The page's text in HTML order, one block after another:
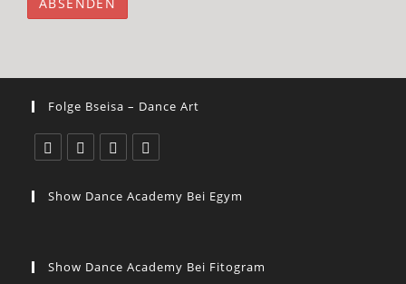
Folge Bseisa – Dance Art
Show Dance Academy Bei Egym
Show Dance Academy Bei Fitogram